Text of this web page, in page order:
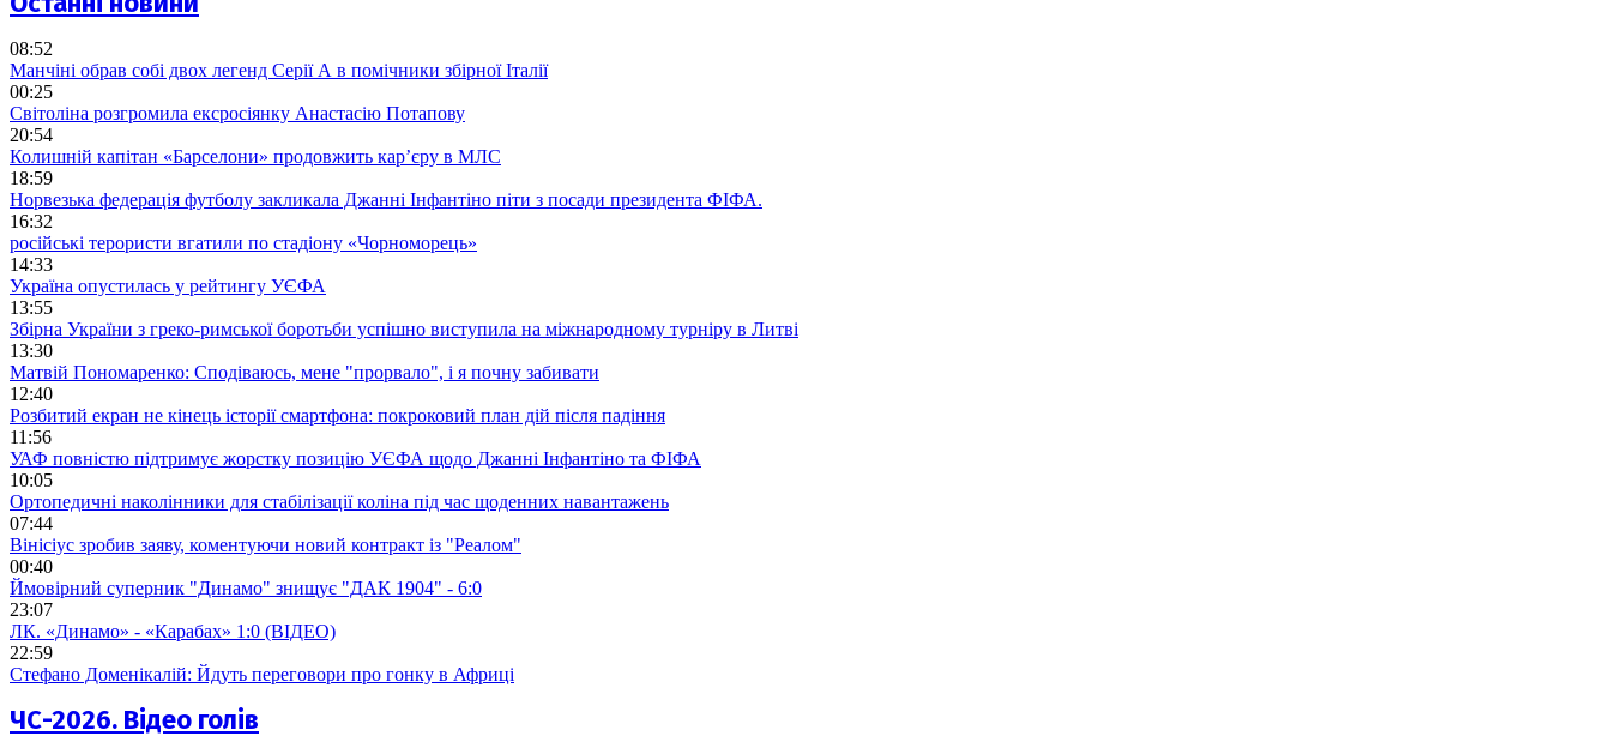
08:52
Манчіні обрав собі двох легенд Серії А в помічники збірної Італії
00:25
Світоліна розгромила ексросіянку Анастасію Потапову
20:54
Колишній капітан «Барселони» продовжить кар’єру в МЛС
18:59
Норвезька федерація футболу закликала Джанні Інфантіно піти з посади президента ФІФА.
16:32
російські терористи вгатили по стадіону «Чорноморець»
14:33
Україна опустилась у рейтингу УЄФА
13:55
Збірна України з греко-римської боротьби успішно виступила на міжнародному турніру в Литві
13:30
Матвій Пономаренко: Сподіваюсь, мене "прорвало", і я почну забивати
12:40
Розбитий екран не кінець історії смартфона: покроковий план дій після падіння
11:56
УАФ повністю підтримує жорстку позицію УЄФА щодо Джанні Інфантіно та ФІФА
10:05
Ортопедичні наколінники для стабілізації коліна під час щоденних навантажень
07:44
Вінісіус зробив заяву, коментуючи новий контракт із "Реалом"
00:40
Ймовірний суперник "Динамо" знищує "ДАК 1904" - 6:0
23:07
ЛК. «Динамо» - «Карабах» 1:0 (ВІДЕО)
22:59
Стефано Доменікалій: Йдуть переговори про гонку в Африці
ЧС-2026. Відео голів